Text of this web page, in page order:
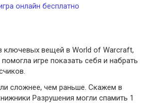
ключевых вещей в World of Warcraft,
игре показать себя и набрать
сложнее, чем раньше. Скажем в
Разрушения могли спамить 1